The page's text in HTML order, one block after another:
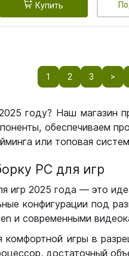
Купить
1 2 3 >
году? Наш магазин
обеспечиваем
или топовая
РС для игр
игр 2025 года — это
конфигурации под
и современными
игры в
достаточный